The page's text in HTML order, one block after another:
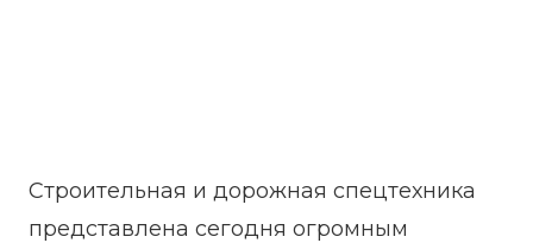
Строительная и дорожная спецтехника
представлена сегодня огромным